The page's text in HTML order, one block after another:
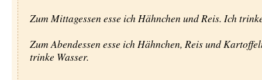
Zum Mittagessen esse ich Hähnchen und Reis. Ich
Zum Abendessen esse ich Hähnchen, Reis und
trinke Wasser.